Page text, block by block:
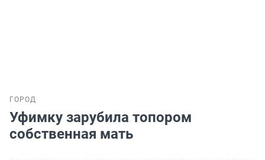
ГОРОД
Уфимку зарубила топором
собственная мать